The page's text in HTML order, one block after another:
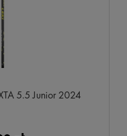
5.5 Junior 2024